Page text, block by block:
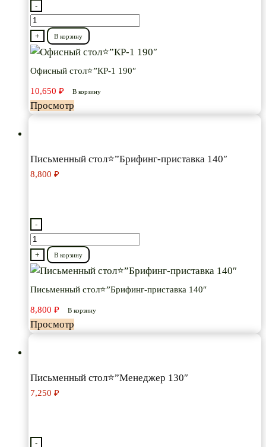
-
Количество
товара
Офисный
190″
+ В корзину
Офисный стол⭐”КР-1 190″
10,650 ₽ В корзину
Просмотр
Письменный стол⭐”Брифинг-приставка 140″
8,800 ₽
-
Количество
товара
Письменный
140″
+ В корзину
Письменный стол⭐”Брифинг-приставка 140″
8,800 ₽ В корзину
Просмотр
Письменный стол⭐”Менеджер 130″
7,250 ₽
-